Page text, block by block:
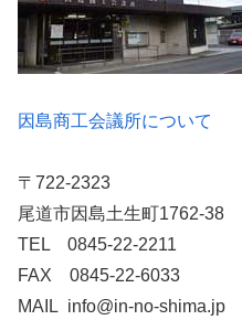
因島商工会議所について
〒722-2323
尾道市因島土生町1762-38
TEL 0845-22-2211
FAX 0845-22-6033
MAIL info@in-no-shima.jp